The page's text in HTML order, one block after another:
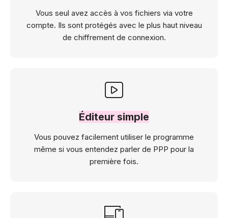
Vous seul avez accès à vos fichiers via votre
compte. Ils sont protégés avec le plus haut niveau
de chiffrement de connexion.
Éditeur simple
Vous pouvez facilement utiliser le programme
même si vous entendez parler de PPP pour la
première fois.